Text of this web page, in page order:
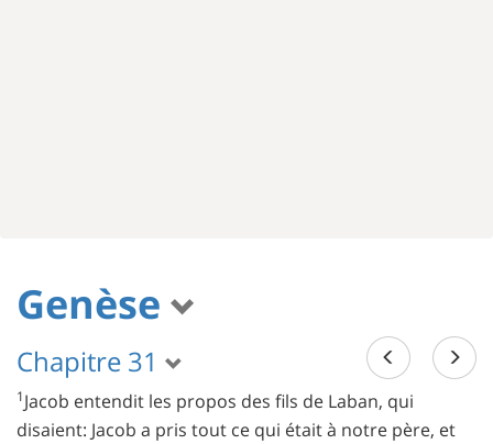
Genèse
Chapitre 31
1Jacob entendit les propos des fils de Laban, qui
disaient: Jacob a pris tout ce qui était à notre père, et